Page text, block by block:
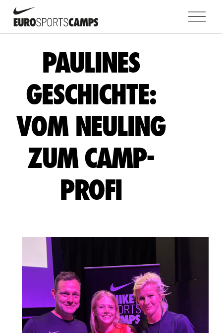
M
e
n
PAULINES
GESCHICHTE:
VOM NEULING
ZUM CAMP-
PROFI